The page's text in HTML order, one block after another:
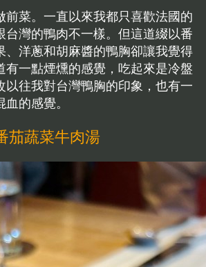
前菜。一直以來我都只喜歡法國的
台灣的鴨肉不一樣。但這道綴以番
、洋蔥和胡麻醬的鴨胸卻讓我覺得
有一點煙燻的感覺，吃起來是冷盤
以往我對台灣鴨胸的印象，也有一
的感覺。
茄蔬菜牛肉湯